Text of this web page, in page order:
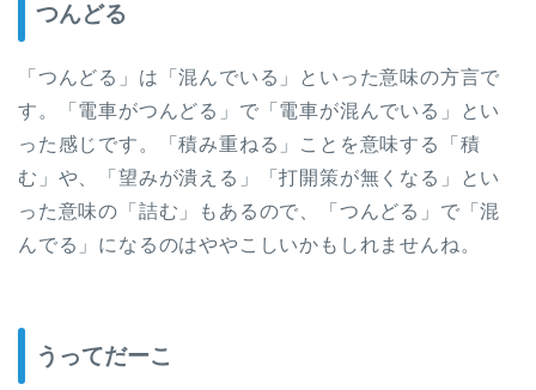
つんどる
「つんどる」は「混んでいる」といった意味の方言で
す。「電車がつんどる」で「電車が混んでいる」とい
った感じです。「積み重ねる」ことを意味する「積
む」や、「望みが潰える」「打開策が無くなる」とい
った意味の「詰む」もあるので、「つんどる」で「混
んでる」になるのはややこしいかもしれませんね。
うってだーこ